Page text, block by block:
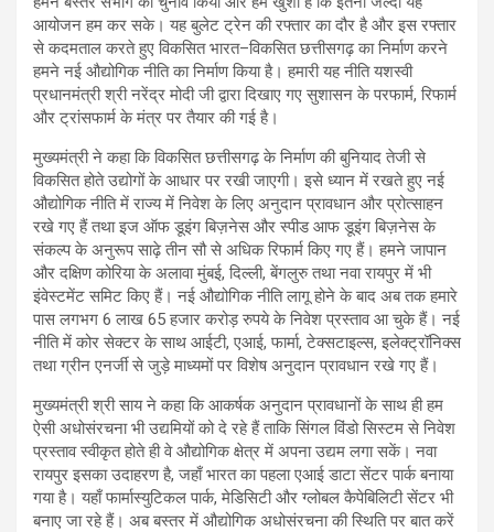
आयोजन हम कर सके। यह बुलेट ट्रेन की रफ्तार का दौर है और इस रफ्तार
से कदमताल करते हुए विकसित भारत–विकसित छत्तीसगढ़ का निर्माण करने
हमने नई औद्योगिक नीति का निर्माण किया है। हमारी यह नीति यशस्वी
प्रधानमंत्री श्री नरेंद्र मोदी जी द्वारा दिखाए गए सुशासन के परफार्म, रिफार्म
और ट्रांसफार्म के मंत्र पर तैयार की गई है।
मुख्यमंत्री ने कहा कि विकसित छत्तीसगढ़ के निर्माण की बुनियाद तेजी से
विकसित होते उद्योगों के आधार पर रखी जाएगी। इसे ध्यान में रखते हुए नई
औद्योगिक नीति में राज्य में निवेश के लिए अनुदान प्रावधान और प्रोत्साहन
रखे गए हैं तथा इज ऑफ डूइंग बिज़नेस और स्पीड आफ डूइंग बिज़नेस के
संकल्प के अनुरूप साढ़े तीन सौ से अधिक रिफार्म किए गए हैं। हमने जापान
और दक्षिण कोरिया के अलावा मुंबई, दिल्ली, बेंगलुरु तथा नवा रायपुर में भी
इंवेस्टमेंट समिट किए हैं। नई औद्योगिक नीति लागू होने के बाद अब तक हमारे
पास लगभग 6 लाख 65 हजार करोड़ रुपये के निवेश प्रस्ताव आ चुके हैं। नई
नीति में कोर सेक्टर के साथ आईटी, एआई, फार्मा, टेक्सटाइल्स, इलेक्ट्रॉनिक्स
तथा ग्रीन एनर्जी से जुड़े माध्यमों पर विशेष अनुदान प्रावधान रखे गए हैं।
मुख्यमंत्री श्री साय ने कहा कि आकर्षक अनुदान प्रावधानों के साथ ही हम
ऐसी अधोसंरचना भी उद्यमियों को दे रहे हैं ताकि सिंगल विंडो सिस्टम से निवेश
प्रस्ताव स्वीकृत होते ही वे औद्योगिक क्षेत्र में अपना उद्यम लगा सकें। नवा
रायपुर इसका उदाहरण है, जहाँ भारत का पहला एआई डाटा सेंटर पार्क बनाया
गया है। यहाँ फार्मास्युटिकल पार्क, मेडिसिटी और ग्लोबल कैपेबिलिटी सेंटर भी
बनाए जा रहे हैं। अब बस्तर में औद्योगिक अधोसंरचना की स्थिति पर बात करें